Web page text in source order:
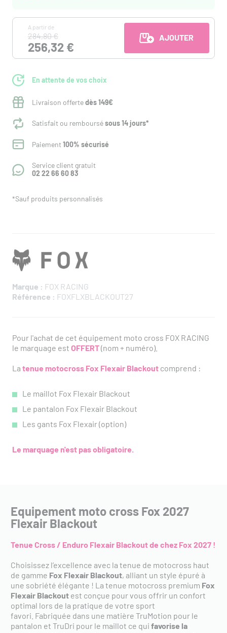
A partir de
284,80 €
256,32 €
AJOUTER AU
En attente de vos choix
Livraison offertedès 149€
Satisfait ou remboursésous 14 jours*
Paiement100% sécurisé
Service client gratuit
02 22 66 60 83
*Sauf produits personnalisés
Marque : FOX RACING
Référence : FOXFLXBLACKOUT27
Pour l'achat de cet équipement moto cross FOX RACING
le marquage est OFFERT(nom + numéro).
La tenue motocross Fox Flexair Blackout comprend :
Le maillot Fox Flexair Blackout
Le pantalon Fox Flexair Blackout
Les gants Fox Flexair (option)
Le marquage n'est pas obligatoire.
Equipement moto cross Fox 2027
Flexair Blackout
Tenue Cross / Enduro Flexair Blackout de chez Fox 2027 !
Choisissez l’excellence avec la tenue de motocross haut
de gamme Fox Flexair Blackout​, alliant un style épuré à
une sobriété élégante ! La tenue motocross premium Fox
Flexair Blackout est conçue pour vous offrir un confort
optimal lors de la pratique de votre sport
favori. Fabriquée dans une matière TruMotion pour le
pantalon et TruDri pour le maillot ce quifavorise la